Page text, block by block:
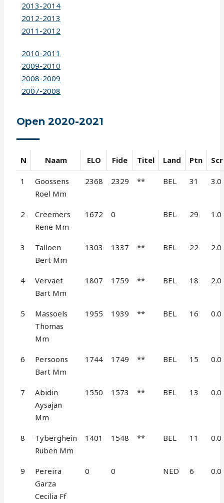
2013-2014
2012-2013
2011-2012
2010-2011
2009-2010
2008-2009
2007-2008
Open 2020-2021
N Naam ELO Fide Titel Land Ptn Scr
1
Goossens
Roel Mm
2368 2329 ** BEL 31 3.0
2
Creemers
Rene Mm
1672 0 BEL 29 1.0
3
Talloen
Bert Mm
1303 1337 ** BEL 22 2.0
4
Vervaet
Bart Mm
1807 1759 ** BEL 18 2.0
5
Massoels
Thomas
Mm
1955 1939 ** BEL 16 0.0
6
Persoons
Bart Mm
1744 1749 ** BEL 15 0.0
7
Abidin
Aysajan
Mm
1550 1573 ** BEL 13 0.0
8
Tyberghein
Ruben Mm
1401 1548 ** BEL 11 0.0
9
Pereira
Garza
Cecilia Ff
0 0 NED 6 0.0